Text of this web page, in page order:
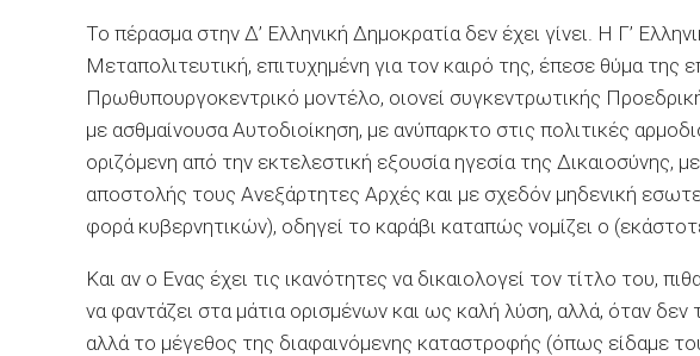
Το πέρασμα στην Δ’ Ελληνική Δημοκρατία δεν έχει γίνει. Η Γ’
Μεταπολιτευτική, επιτυχημένη για τον καιρό της, έπεσε θύμα της
Πρωθυπουργοκεντρικό μοντέλο, οιονεί συγκεντρωτικής
με ασθμαίνουσα Αυτοδιοίκηση, με ανύπαρκτο στις πολιτικές
οριζόμενη από την εκτελεστική εξουσία ηγεσία της Δικαιοσύνης,
αποστολής τους Ανεξάρτητες Αρχές και με σχεδόν μηδενική
φορά κυβερνητικών), οδηγεί το καράβι καταπώς νομίζει ο
Και αν ο Ενας έχει τις ικανότητες να δικαιολογεί τον τίτλο του,
να φαντάζει στα μάτια ορισμένων και ως καλή λύση, αλλά, όταν δεν
αλλά το μέγεθος της διαφαινόμενης καταστροφής (όπως είδαμε